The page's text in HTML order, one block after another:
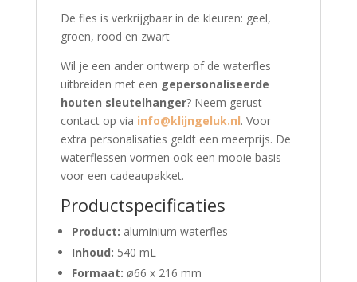
De fles is verkrijgbaar in de kleuren: geel,
groen, rood en zwart
Wil je een ander ontwerp of de waterfles
uitbreiden met een gepersonaliseerde
houten sleutelhanger? Neem gerust
contact op via info@klijngeluk.nl. Voor
extra personalisaties geldt een meerprijs. De
waterflessen vormen ook een mooie basis
voor een cadeaupakket.
Productspecificaties
Product: aluminium waterfles
Inhoud: 540 mL
Formaat: ø66 x 216 mm